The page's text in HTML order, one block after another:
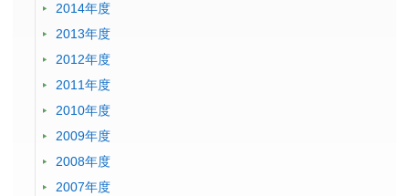
2014年度
2013年度
2012年度
2011年度
2010年度
2009年度
2008年度
2007年度